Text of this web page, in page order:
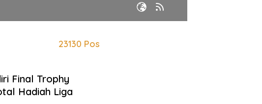
23130 Pos
Final Trophy
Hadiah Liga